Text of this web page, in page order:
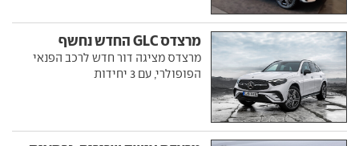
מרצדס GLC החדש נחשף
מרצדס מציגה דור חדש לרכב הפנאי
הפופולרי, עם 3 יחידות